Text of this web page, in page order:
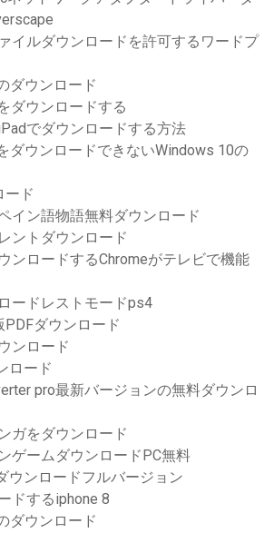
イルダウンロードを許可するワードプ
ダウンロード
ダウンロードする
でダウンロードする方法
ダウンロードできないWindows 10の
ード
イン語物語無料ダウンロード
ントダウンロード
ンロードするChromeがテレビで機能
ードレストモードps4
ダウンロード
ンロード
ロード
pro最新バージョンの無料ダウンロ
ガをダウンロード
ゲームダウンロードPC無料
ウンロードフルバージョン
ドするiphone 8
ダウンロード